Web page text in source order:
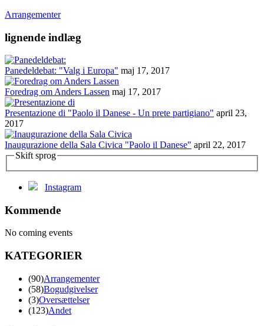
Arrangementer
lignende indlæg
Panedeldebat: "Valg i Europa" maj 17, 2017
Foredrag om Anders Lassen maj 17, 2017
Presentazione di "Paolo il Danese - Un prete partigiano" april 23,
2017
Inaugurazione della Sala Civica "Paolo il Danese" april 22, 2017
Skift sprog
Instagram
Kommende
No coming events
KATEGORIER
(90)Arrangementer
(58)Bogudgivelser
(3)Oversættelser
(123)Andet